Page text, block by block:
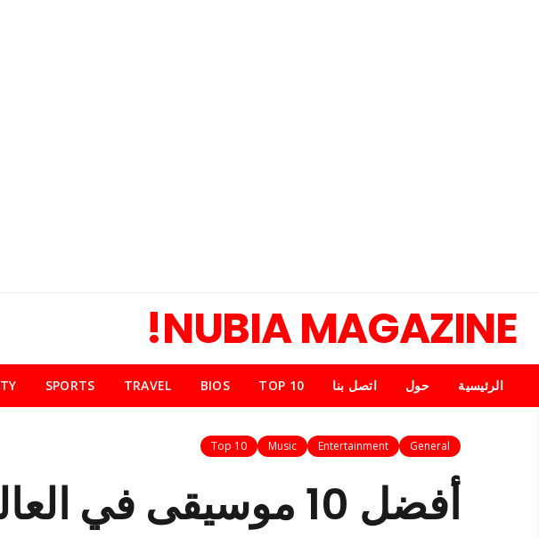
NUBIA MAGAZINE!
الرئيسية حول اتصل بنا TOP 10
BIOS
TRAVEL
SPORTS
General
Entertainment
Music
Top 10
أفضل 10 موسيقى في العالم 2026